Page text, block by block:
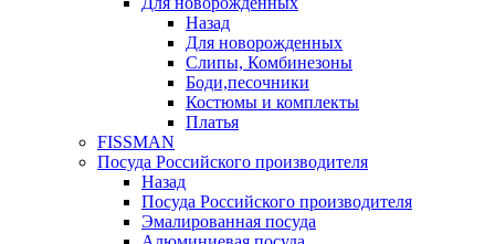
Назад
Для новорожденных
Слипы, Комбинезоны
Боди,песочники
Костюмы и комплекты
Платья
FISSMAN
Посуда Российского производителя
Назад
Посуда Российского производителя
Эмалированная посуда